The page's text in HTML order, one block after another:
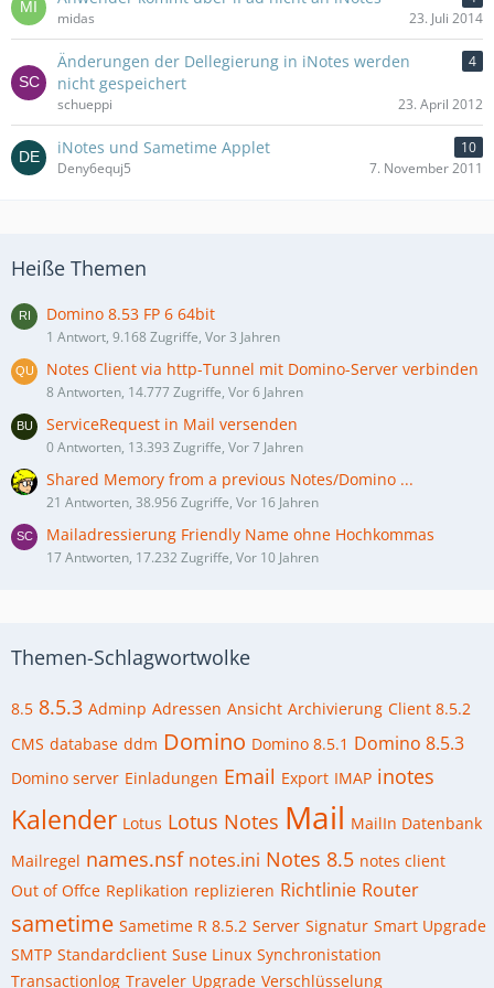
midas
23. Juli 2014
Änderungen der Dellegierung in iNotes werden
nicht gespeichert
4
schueppi 23. April 2012
iNotes und Sametime Applet
10
Deny6equj5
7. November 2011
Heiße Themen
Domino 8.53 FP 6 64bit
1 Antwort, 9.168 Zugriffe, Vor 3 Jahren
Notes Client via http-Tunnel mit Domino-Server verbinden
8 Antworten, 14.777 Zugriffe, Vor 6 Jahren
ServiceRequest in Mail versenden
0 Antworten, 13.393 Zugriffe, Vor 7 Jahren
Shared Memory from a previous Notes/Domino ...
21 Antworten, 38.956 Zugriffe, Vor 16 Jahren
Mailadressierung Friendly Name ohne Hochkommas
17 Antworten, 17.232 Zugriffe, Vor 10 Jahren
Themen-Schlagwortwolke
8.5 8.5.3 Adminp Adressen Ansicht Archivierung Client 8.5.2
CMS database ddm Domino Domino 8.5.1 Domino 8.5.3
Domino server Einladungen Email Export IMAP inotes
Kalender Lotus Lotus Notes Mail MailIn Datenbank
Mailregel names.nsf notes.ini Notes 8.5 notes client
Out of Offce Replikation replizieren Richtlinie Router
sametime Sametime R 8.5.2 Server Signatur Smart Upgrade
SMTP Standardclient Suse Linux Synchronistation
Transactionlog Traveler Upgrade Verschlüsselung